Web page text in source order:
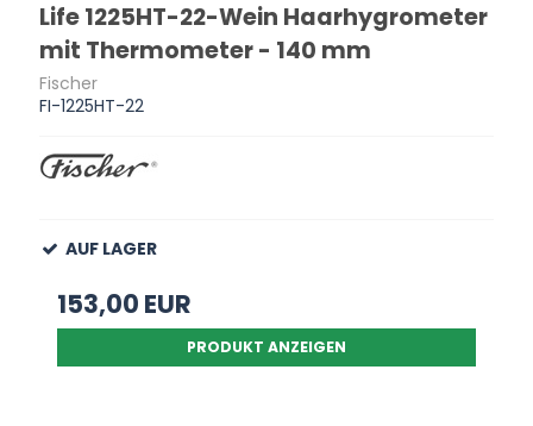
Life 1225HT-22-Wein Haarhygrometer
mit Thermometer - 140 mm
Fischer
FI-1225HT-22
AUF LAGER
153,00 EUR
PRODUKT ANZEIGEN